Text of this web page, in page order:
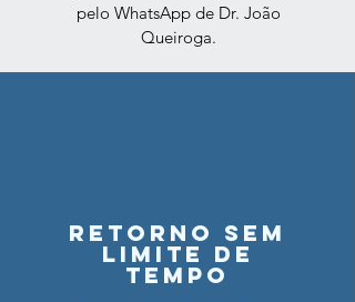
pelo WhatsApp de Dr. João
Queiroga.
RETORNO SEM
LIMITE DE
TEMPO